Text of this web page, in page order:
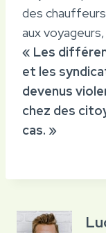
des
aux
« Les
et les
devenus
chez des
cas. »